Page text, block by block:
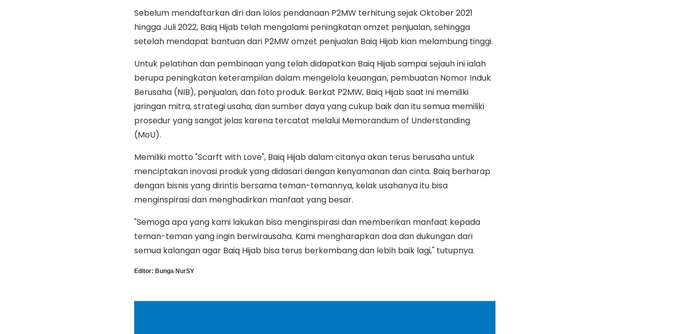
Sebelum mendaftarkan diri dan lolos pendanaan P2MW terhitung sejak Oktober 2021
hingga Juli 2022, Baiq Hijab telah mengalami peningkatan omzet penjualan, sehingga
setelah mendapat bantuan dari P2MW omzet penjualan Baiq Hijab kian melambung tinggi.
Untuk pelatihan dan pembinaan yang telah didapatkan Baiq Hijab sampai sejauh ini ialah
berupa peningkatan keterampilan dalam mengelola keuangan, pembuatan Nomor Induk
Berusaha (NIB), penjualan, dan foto produk. Berkat P2MW, Baiq Hijab saat ini memiliki
jaringan mitra, strategi usaha, dan sumber daya yang cukup baik dan itu semua memiliki
prosedur yang sangat jelas karena tercatat melalui Memorandum of Understanding
(MoU).
Memiliki motto "Scarft with Love", Baiq Hijab dalam citanya akan terus berusaha untuk
menciptakan inovasi produk yang didasari dengan kenyamanan dan cinta. Baiq berharap
dengan bisnis yang dirintis bersama teman-temannya, kelak usahanya itu bisa
menginspirasi dan menghadirkan manfaat yang besar.
"Semoga apa yang kami lakukan bisa menginspirasi dan memberikan manfaat kepada
teman-teman yang ingin berwirausaha. Kami mengharapkan doa dan dukungan dari
semua kalangan agar Baiq Hijab bisa terus berkembang dan lebih baik lagi," tutupnya.
Editor: Bunga NurSY